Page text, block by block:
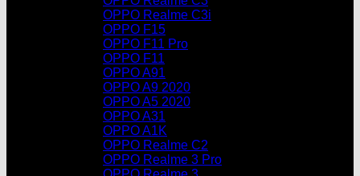
OPPO Realme C3i
OPPO F15
OPPO F11 Pro
OPPO F11
OPPO A91
OPPO A9 2020
OPPO A5 2020
OPPO A31
OPPO A1K
OPPO Realme C2
OPPO Realme 3 Pro